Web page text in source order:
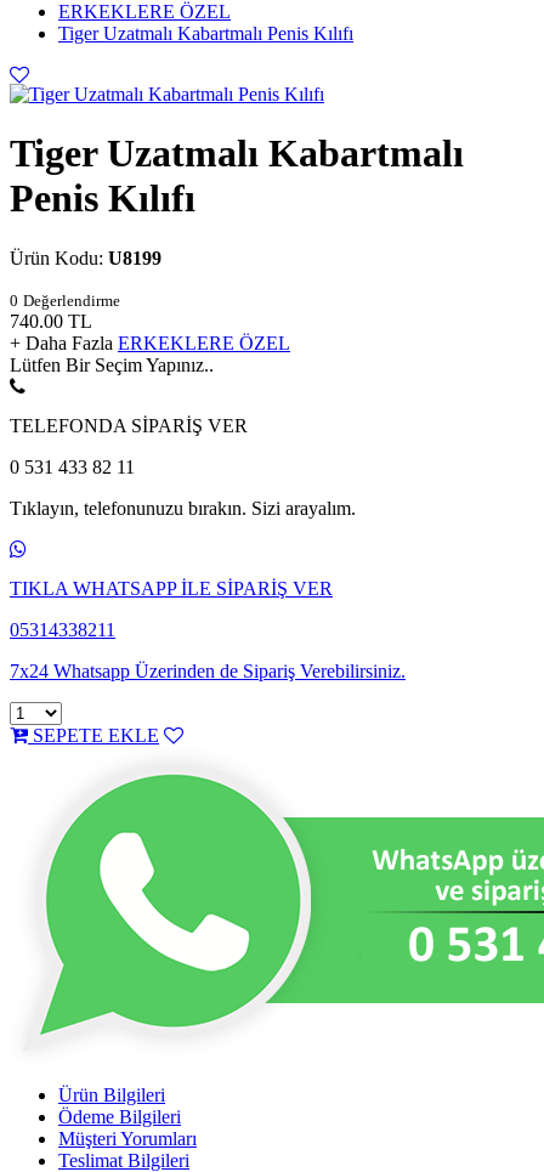
ERKEKLERE ÖZEL
Tiger Uzatmalı Kabartmalı Penis Kılıfı
Tiger Uzatmalı Kabartmalı
Penis Kılıfı
Ürün Kodu: U8199
0 Değerlendirme
740.00 TL
+ Daha Fazla ERKEKLERE ÖZEL
Lütfen Bir Seçim Yapınız..
TELEFONDA SİPARİŞ VER
0 531 433 82 11
Tıklayın, telefonunuzu bırakın. Sizi arayalım.
TIKLA WHATSAPP İLE SİPARİŞ VER
05314338211
7x24 Whatsapp Üzerinden de Sipariş Verebilirsiniz.
SEPETE EKLE
Ürün Bilgileri
Ödeme Bilgileri
Müşteri Yorumları
Teslimat Bilgileri